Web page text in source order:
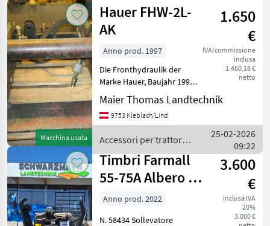
trattore
/
Zuidberg
Macchina usata
Hauer FHW-2L-
AK
1.650
€
IVA/commissione
inclusa
1.460,18 €
netto
Anno prod. 1997
Die Fronthydraulik der
Marke Hauer, Baujahr 1997,
ist ein robustes und
zuverlässiges Anbaugerät,
das speziell für
Traktoren konzipiert wurde.
Auc
Maier Thomas Landtechnik
9753 Kleblach/Lind
Accessori per trattore /
Hauer
25-02-2026
09:22
Timbri Farmall
55-75A Albero di
trasmissione
anteriore
3.600
€
inclusa IVA
20%
3.000 €
Anno prod. 2022
N. 58434 Sollevatore